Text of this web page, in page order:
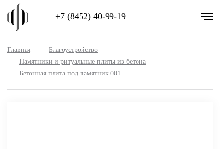
+7 (8452) 40-99-19
Главная
Благоустройство
Памятники и ритуальные плиты из бетона
Бетонная плита под памятник 001